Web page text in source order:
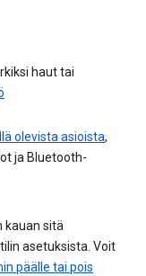
haut tai
olevista asioista,
ja Bluetooth-
kauan sitä
asetuksista. Voit
päälle tai pois